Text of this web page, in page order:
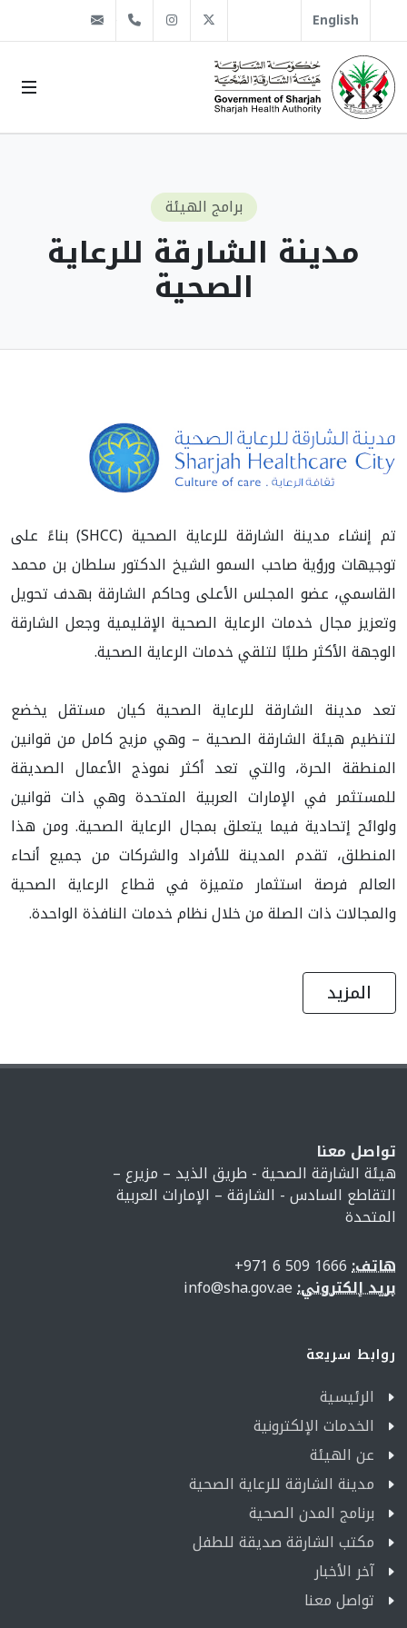
English
Twitter
Instagram
1666 509 6 971+
برامج الهيئة
مدينة الشارقة للرعاية
الصحية
تم إنشاء مدينة الشارقة للرعاية الصحية (SHCC) بناءً على
توجيهات ورؤية صاحب السمو الشيخ الدكتور سلطان بن محمد
القاسمي، عضو المجلس الأعلى وحاكم الشارقة بهدف تحويل
وتعزيز مجال خدمات الرعاية الصحية الإقليمية وجعل الشارقة
الوجهة الأكثر طلبًا لتلقي خدمات الرعاية الصحية.
تعد مدينة الشارقة للرعاية الصحية كيان مستقل يخضع
لتنظيم هيئة الشارقة الصحية – وهي مزيج كامل من قوانين
المنطقة الحرة، والتي تعد أكثر نموذج الأعمال الصديقة
للمستثمر في الإمارات العربية المتحدة وهي ذات قوانين
ولوائح إتحادية فيما يتعلق بمجال الرعاية الصحية. ومن هذا
المنطلق، تقدم المدينة للأفراد والشركات من جميع أنحاء
العالم فرصة استثمار متميزة في قطاع الرعاية الصحية
والمجالات ذات الصلة من خلال نظام خدمات النافذة الواحدة.
المزيد
تواصل معنا
هيئة الشارقة الصحية - طريق الذيد – مزيرع –
التقاطع السادس - الشارقة – الإمارات العربية
المتحدة
هاتف:
بريد إلكتروني:
روابط سريعة
الرئيسية
الخدمات الإلكترونية
عن الهيئة
مدينة الشارقة للرعاية الصحية
برنامج المدن الصحية
مكتب الشارقة صديقة للطفل
آخر الأخبار
تواصل معنا